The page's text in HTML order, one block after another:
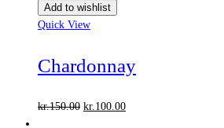
Add to wishlist
Quick View
Chardonnay
kr.150.00 Den
kr. 100.00Den